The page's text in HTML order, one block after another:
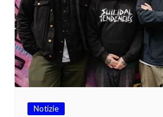
Notizie